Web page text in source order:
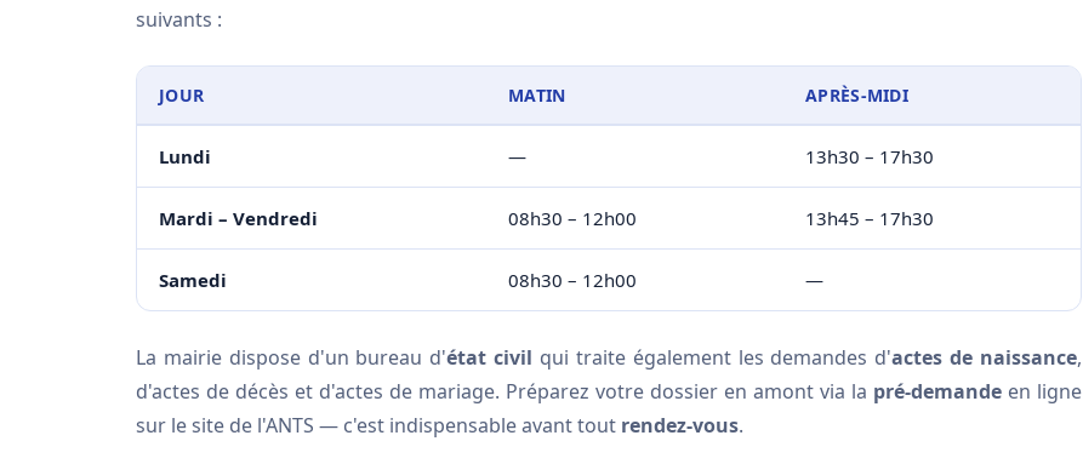
suivants :
JOUR MATIN APRÈS-MIDI
Lundi — 13h30 – 17h30
Mardi – Vendredi 08h30 – 12h00 13h45 – 17h30
Samedi 08h30 – 12h00 —
La mairie dispose d'un bureau d'état civil qui traite également les demandes d'actes de naissance,
d'actes de décès et d'actes de mariage. Préparez votre dossier en amont via la pré-demande en ligne
sur le site de l'ANTS — c'est indispensable avant tout rendez-vous.